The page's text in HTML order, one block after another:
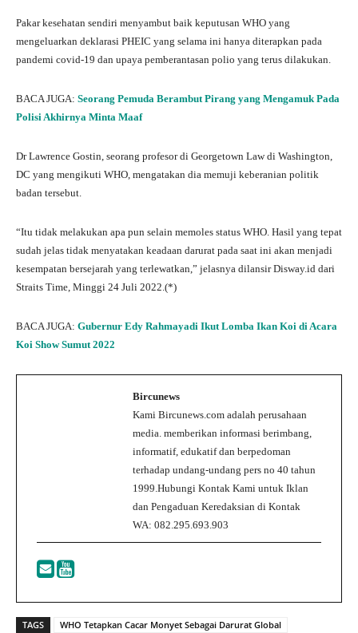
Pakar kesehatan sendiri menyambut baik keputusan WHO yang
mengeluarkan deklarasi PHEIC yang selama ini hanya diterapkan pada
pandemi covid-19 dan upaya pemberantasan polio yang terus dilakukan.
BACA JUGA: Seorang Pemuda Berambut Pirang yang Mengamuk Pada
Polisi Akhirnya Minta Maaf
Dr Lawrence Gostin, seorang profesor di Georgetown Law di Washington,
DC yang mengikuti WHO, mengatakan dia memuji keberanian politik
badan tersebut.
“Itu tidak melakukan apa pun selain memoles status WHO. Hasil yang tepat
sudah jelas tidak menyatakan keadaan darurat pada saat ini akan menjadi
kesempatan bersejarah yang terlewatkan,” jelasnya dilansir Disway.id dari
Straits Time, Minggi 24 Juli 2022.(*)
BACA JUGA: Gubernur Edy Rahmayadi Ikut Lomba Ikan Koi di Acara
Koi Show Sumut 2022
Bircunews
Kami Bircunews.com adalah perusahaan
media. memberikan informasi berimbang,
informatif, edukatif dan berpedoman
terhadap undang-undang pers no 40 tahun
1999.Hubungi Kontak Kami untuk Iklan
dan Pengaduan Keredaksian di Kontak
WA: 082.295.693.903
TAGS WHO Tetapkan Cacar Monyet Sebagai Darurat Global